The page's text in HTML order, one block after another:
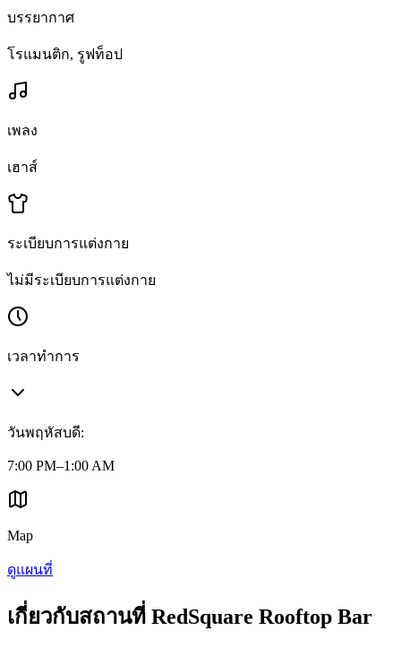
บรรยากาศ
โรแมนติก, รูฟท็อป
เพลง
เฮาส์
ระเบียบการแต่งกาย
ไม่มีระเบียบการแต่งกาย
เวลาทำการ
วันพฤหัสบดี:
7:00 PM–1:00 AM
Map
ดูแผนที่
เกี่ยวกับสถานที่ RedSquare Rooftop Bar